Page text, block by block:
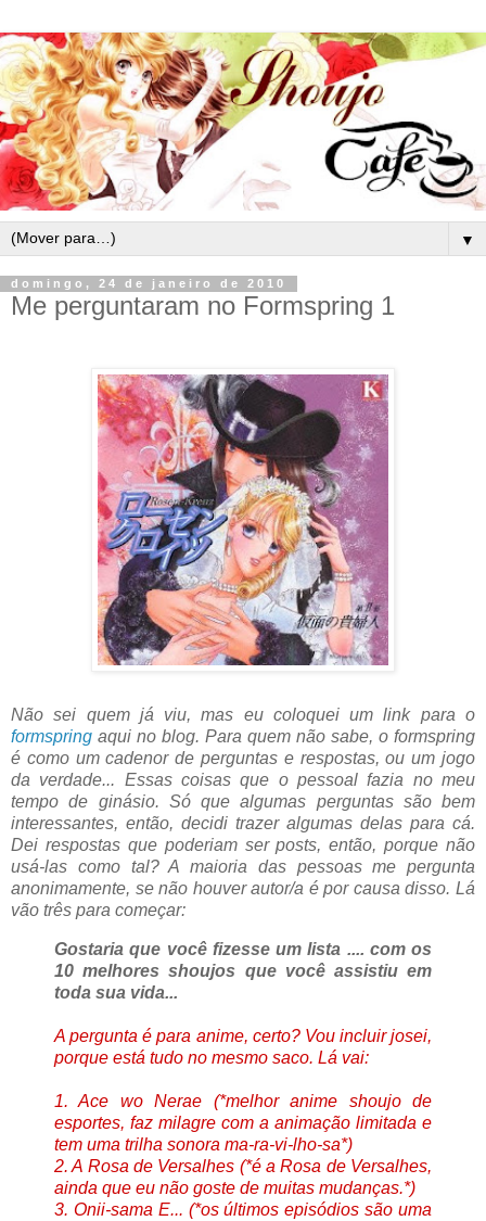
▼
domingo, 24 de janeiro de 2010
Me perguntaram no Formspring 1
Não sei quem já viu, mas eu coloquei um link para o
formspring aqui no blog. Para quem não sabe, o formspring
é como um cadenor de perguntas e respostas, ou um jogo
da verdade... Essas coisas que o pessoal fazia no meu
tempo de ginásio. Só que algumas perguntas são bem
interessantes, então, decidi trazer algumas delas para cá.
Dei respostas que poderiam ser posts, então, porque não
usá-las como tal? A maioria das pessoas me pergunta
anonimamente, se não houver autor/a é por causa disso. Lá
vão três para começar:
Gostaria que você fizesse um lista .... com os
10 melhores shoujos que você assistiu em
toda sua vida...
A pergunta é para anime, certo? Vou incluir josei,
porque está tudo no mesmo saco. Lá vai:
1. Ace wo Nerae (*melhor anime shoujo de
esportes, faz milagre com a animação limitada e
tem uma trilha sonora ma-ra-vi-lho-sa*)
2. A Rosa de Versalhes (*é a Rosa de Versalhes,
ainda que eu não goste de muitas mudanças.*)
3. Onii-sama E... (*os últimos episódios são uma